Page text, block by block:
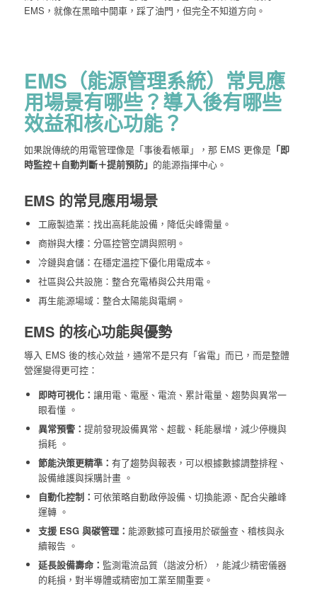
EMS，就像在黑暗中開車，踩了油門，但完全不知道方向。
EMS（能源管理系統）常見應
用場景有哪些？導入後有哪些
效益和核心功能？
如果說傳統的用電管理像是「事後看帳單」，那 EMS 更像是「即
時監控＋自動判斷＋提前預防」 的能源指揮中心。
EMS 的常見應用場景
工廠製造業：找出高耗能設備，降低尖峰需量。
商辦與大樓：分區控管空調與照明。
冷鏈與倉儲：在穩定溫控下優化用電成本。
社區與公共設施：整合充電樁與公共用電。
再生能源場域：整合太陽能與電網。
EMS 的核心功能與優勢
導入 EMS 後的核心效益，通常不是只有「省電」而已，而是整體
營運變得更可控：
即時可視化： 讓用電、電壓、電流、累計電量、趨勢與異常一
眼看懂 。
異常預警： 提前發現設備異常、超載、耗能暴增，減少停機與
損耗 。
節能決策更精準： 有了趨勢與報表，可以根據數據調整排程、
設備維護與採購計畫 。
自動化控制： 可依策略自動啟停設備、切換能源、配合尖離峰
運轉 。
支援 ESG 與碳管理： 能源數據可直接用於碳盤查、稽核與永
續報告 。
延長設備壽命： 監測電流品質（諧波分析），能減少精密儀器
的耗損，對半導體或精密加工業至關重要。